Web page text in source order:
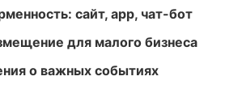
сайт, app, чат-бот
для малого бизнеса
о важных событиях